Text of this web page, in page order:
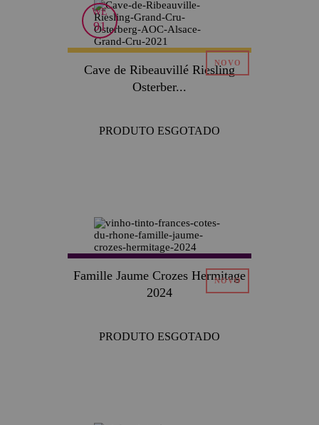
WE
91
Cave de Ribeauvillé Riesling
Osterber...
PRODUTO ESGOTADO
Famille Jaume Crozes Hermitage
2024
PRODUTO ESGOTADO